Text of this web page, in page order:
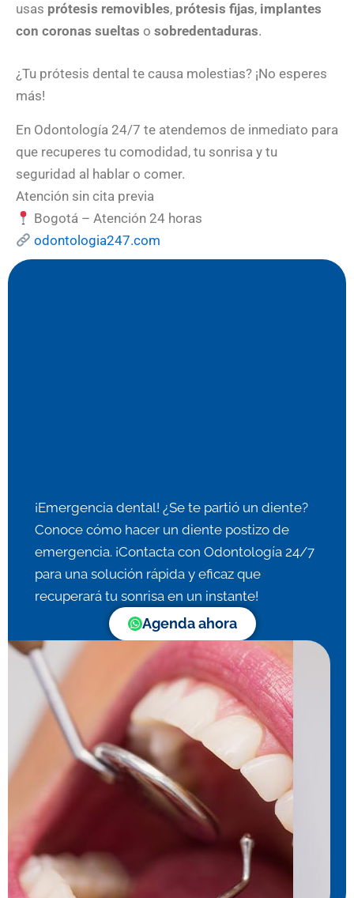
usas prótesis removibles, prótesis fijas, implantes
con coronas sueltas o sobredentaduras.
¿Tu prótesis dental te causa molestias? ¡No esperes
más!
En Odontología 24/7 te atendemos de inmediato para
que recuperes tu comodidad, tu sonrisa y tu
seguridad al hablar o comer.
Atención sin cita previa
Bogotá – Atención 24 horas
odontologia247.com
¡Emergencia dental! ¿Se te partió un diente?
Conoce cómo hacer un diente postizo de
emergencia. ¡Contacta con Odontología 24/7
para una solución rápida y eficaz que
recuperará tu sonrisa en un instante!
Agenda ahora